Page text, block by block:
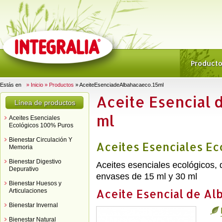
Estás en » Inicio » Productos » AceiteEsenciadeAlbahacaeco.15ml
Línea de productos
Aceites Esenciales
Ecológicos 100% Puros
Bienestar Circulación Y
Memoria
Bienestar Digestivo
Depurativo
Bienestar Huesos y
Articulaciones
Bienestar Invernal
Bienestar Natural
Aceite Esencial
ml
Aceites Esenciales
Aceites esenciales ecológicos,
envases de 15 ml y 30 ml
Aceite Esencial de